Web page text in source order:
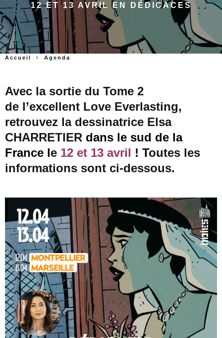
12 ET 13 AVRIL EN DÉDICACES
Accueil Agenda
Avec la sortie du Tome 2
de l’excellent Love Everlasting,
retrouvez la dessinatrice Elsa
CHARRETIER dans le sud de la
France le 12 et 13 avril ! Toutes les
informations sont ci-dessous.